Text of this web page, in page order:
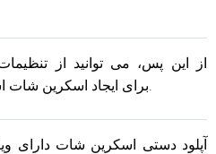
از این پس، می توانید از
فرمان MEncoder برای ایجاد اسکرین شات استفاده کنید.
آپلود دستی اسکرین شات دارای